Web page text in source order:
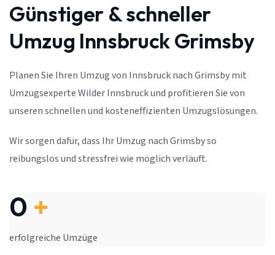
Günstiger & schneller
Umzug Innsbruck Grimsby
Planen Sie Ihren Umzug von Innsbruck nach Grimsby mit
Umzugsexperte Wilder Innsbruck und profitieren Sie von
unseren schnellen und kosteneffizienten Umzugslösungen.
Wir sorgen dafür, dass Ihr Umzug nach Grimsby so
reibungslos und stressfrei wie möglich verläuft.
0 +
erfolgreiche Umzüge